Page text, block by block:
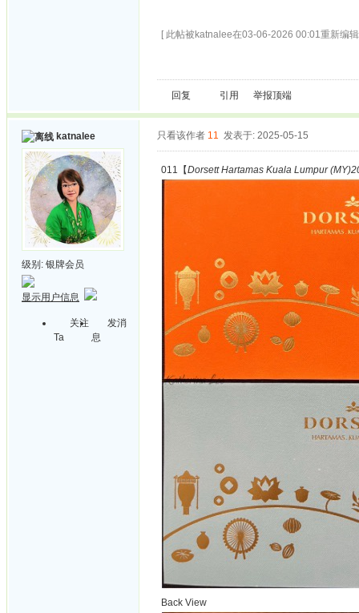
[ 此帖被katnalee在03-06-2026 00:01重新编
回复 引用 举报顶端
katnalee
级别: 银牌会员
显示用户信息
关注
Ta
发消
息
只看该作者 11 发表于: 2025-05-15
011【Dorsett Hartamas Kuala Lumpur
Back View